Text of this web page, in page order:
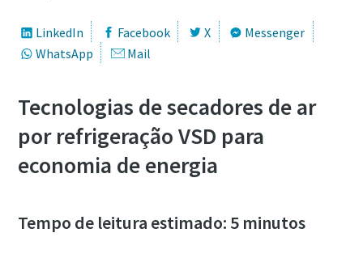
LinkedIn Facebook X
Messenger
WhatsApp
Mail
Tecnologias de secadores de ar
por refrigeração VSD para
economia de energia
Tempo de leitura estimado: 5 minutos